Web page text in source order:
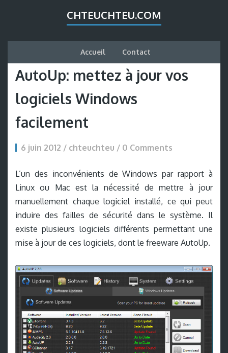
CHTEUCHTEU.COM
Accueil Contact
AutoUp: mettez à jour vos
logiciels Windows
facilement
6 juin 2012 / chteuchteu / 0 Comments
L’un des inconvénients de Windows par rapport à
Linux ou Mac est la nécessité de mettre à jour
manuellement chaque logiciel installé, ce qui peut
induire des failles de sécurité dans le système. Il
existe plusieurs logiciels différents permettant une
mise à jour de ces logiciels, dont le freeware AutoUp.